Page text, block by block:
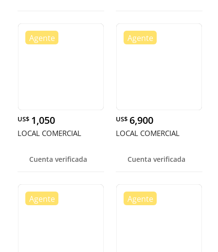
US$ 1,050
LOCAL COMERCIAL
Cuenta verificada
US$ 6,900
LOCAL COMERCIAL
Cuenta verificada